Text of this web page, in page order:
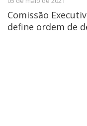
Comissão
define ordem de